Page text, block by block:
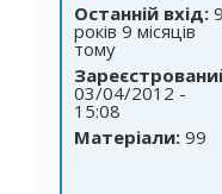
Останній вхід: 9
років 9 місяців
тому
03/04/2012 -
15:08
Матеріали: 99